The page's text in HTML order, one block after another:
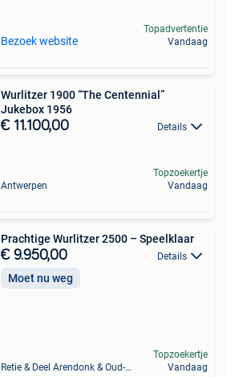
Bezoek website
Topadvertentie
Vandaag
Wurlitzer 1900 “The Centennial”
Jukebox 1956
€ 11.100,00 Details
Antwerpen
Topzoekertje
Vandaag
Prachtige Wurlitzer 2500 – Speelklaar
€ 9.950,00 Details
Moet nu weg
Retie & Deel Arendonk & Oud-Turnhout
Topzoekertje
Vandaag